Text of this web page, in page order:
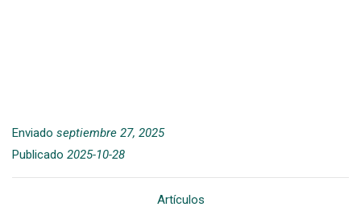
Enviado septiembre 27, 2025
Publicado 2025-10-28
Artículos